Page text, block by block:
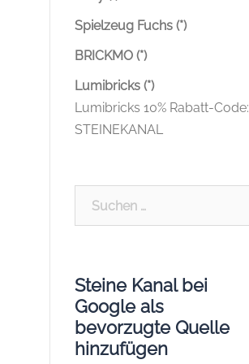
Spielzeug Fuchs (*)
BRICKMO (*)
Lumibricks (*)
Lumibricks 10% Rabatt-Code:
STEINEKANAL
Steine Kanal bei
Google als
bevorzugte Quelle
hinzufügen